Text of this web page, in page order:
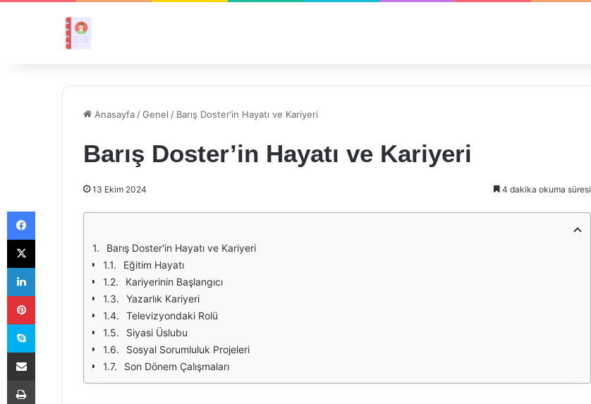
Anasayfa /Genel / Barış Doster’in Hayatı ve Kariyeri
Barış Doster’in Hayatı ve Kariyeri
13 Ekim 2024 4 dakika okuma süresi
Barış Doster'in Hayatı ve Kariyeri
Eğitim Hayatı
Kariyerinin Başlangıcı
Yazarlık Kariyeri
Televizyondaki Rolü
Siyasi Üslubu
Sosyal Sorumluluk Projeleri
Son Dönem Çalışmaları
Facebook
X
LinkedIn
Pinterest
Skype
E-Posta ile paylaş